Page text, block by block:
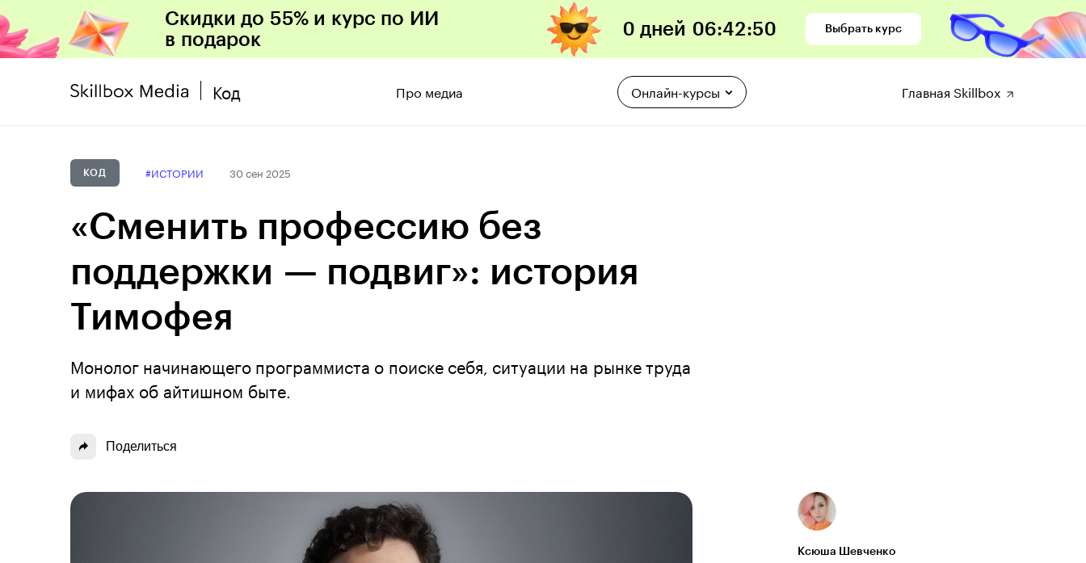
Скидки до 55% и курс по ИИ
в подарок
0 дней 06:42:49 Выбрать курс
Код Про медиа Онлайн-курсы Главная Skillbox
КОД #ИСТОРИИ 30 сен 2025
«Сменить профессию без
поддержки — подвиг»: история
Тимофея
Монолог начинающего программиста о поиске себя, ситуации на рынке труда
и мифах об айтишном быте.
Поделиться
Ксюша Шевченко